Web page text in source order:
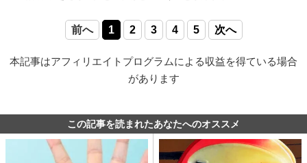
前へ 1 2 3 4 5 次へ
本記事はアフィリエイトプログラムによる収益を得ている場合
があります
この記事を読まれたあなたへのオススメ